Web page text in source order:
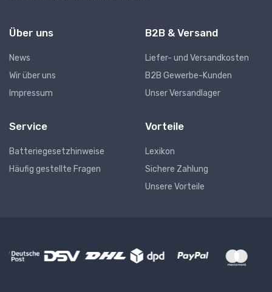
Über uns
News
Wir über uns
Impressum
B2B & Versand
Liefer- und Versandkosten
B2B Gewerbe-Kunden
Unser Versandlager
Service
Batteriegesetzhinweise
Häufig gestellte Fragen
Vorteile
Lexikon
Sichere Zahlung
Unsere Vorteile